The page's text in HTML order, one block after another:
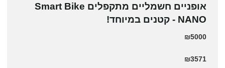
אופניים חשמליים מתקפלים Smart Bike
NANO - קטנים במיוחד!
₪5000
₪3571